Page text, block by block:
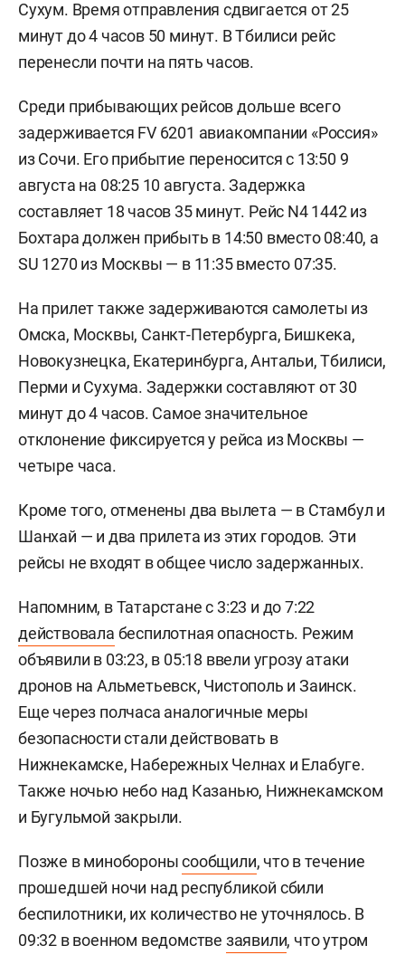
Сухум. Время отправления сдвигается от 25
минут до 4 часов 50 минут. В Тбилиси рейс
перенесли почти на пять часов.
Среди прибывающих рейсов дольше всего
задерживается FV 6201 авиакомпании «Россия»
из Сочи. Его прибытие переносится с 13:50 9
августа на 08:25 10 августа. Задержка
составляет 18 часов 35 минут. Рейс N4 1442 из
Бохтара должен прибыть в 14:50 вместо 08:40, а
SU 1270 из Москвы — в 11:35 вместо 07:35.
На прилет также задерживаются самолеты из
Омска, Москвы, Санкт-Петербурга, Бишкека,
Новокузнецка, Екатеринбурга, Антальи, Тбилиси,
Перми и Сухума. Задержки составляют от 30
минут до 4 часов. Самое значительное
отклонение фиксируется у рейса из Москвы —
четыре часа.
Кроме того, отменены два вылета — в Стамбул и
Шанхай — и два прилета из этих городов. Эти
рейсы не входят в общее число задержанных.
Напомним, в Татарстане с 3:23 и до 7:22
действовала беспилотная опасность. Режим
объявили в 03:23, в 05:18 ввели угрозу атаки
дронов на Альметьевск, Чистополь и Заинск.
Еще через полчаса аналогичные меры
безопасности стали действовать в
Нижнекамске, Набережных Челнах и Елабуге.
Также ночью небо над Казанью, Нижнекамском
и Бугульмой закрыли.
Позже в миноборонысообщили, что в течение
прошедшей ночи над республикой сбили
беспилотники, их количество не уточнялось. В
09:32 в военном ведомстве заявили, что утром